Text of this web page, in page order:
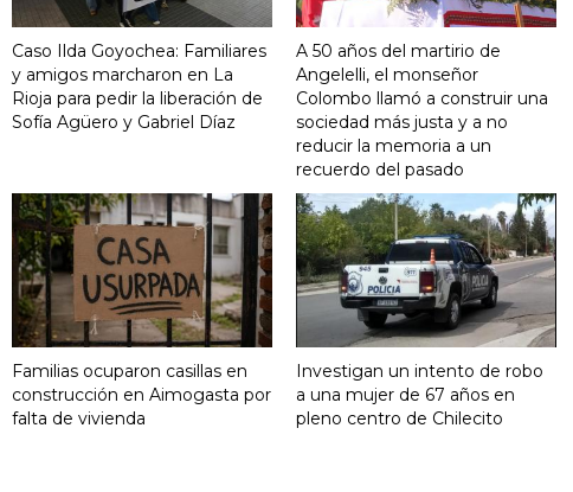
Caso Ilda Goyochea: Familiares
y amigos marcharon en La
Rioja para pedir la liberación de
Sofía Agüero y Gabriel Díaz
A 50 años del martirio de
Angelelli, el monseñor
Colombo llamó a construir una
sociedad más justa y a no
reducir la memoria a un
recuerdo del pasado
Familias ocuparon casillas en
construcción en Aimogasta por
falta de vivienda
Investigan un intento de robo
a una mujer de 67 años en
pleno centro de Chilecito